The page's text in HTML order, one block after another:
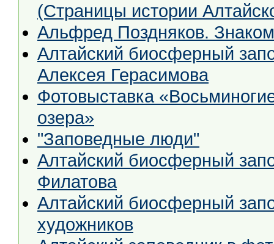
(Страницы истории
Альфред Поздняков.
Алтайский биосферный
Алексея Герасимова
Фотовыставка «Восьминогие охотники окрестностей Золотого
озера»
"Заповедные люди"
Алтайский биосферный
Филатова
Алтайский биосферный
художников